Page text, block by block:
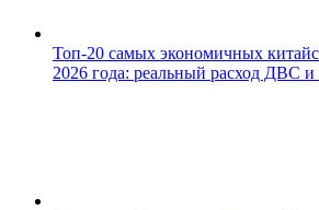
Топ-20 самых экономичных
2026 года: реальный расход ДВС и